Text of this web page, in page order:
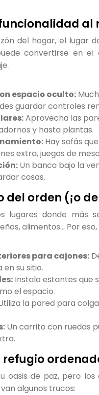
funcionalidad al
del hogar, el lugar
convertirse en
espacio oculto:
guardar controles
Aprovecha las
y hasta plantas.
Hay sofás
extra, juegos de
Un banco bajo la
cosas.
del orden (¡o
lugares donde más
alimentos… Por
para cajones:
su sitio.
Instala estantes que
el espacio.
la pared para
Un carrito con ruedas
refugio
oasis de paz, pero
algunos trucos: